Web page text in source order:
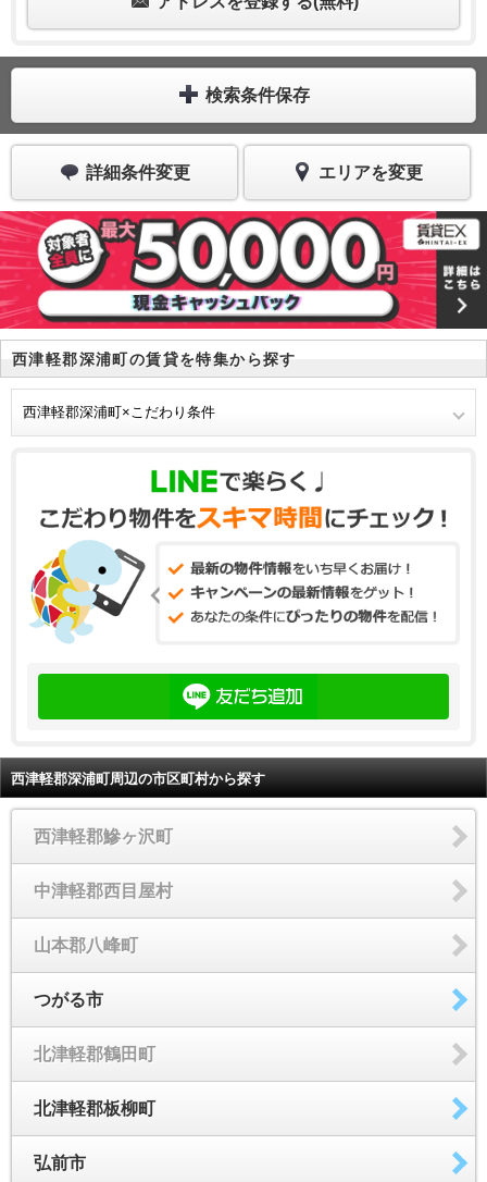
検索条件保存
詳細条件変更 エリアを変更
西津軽郡深浦町の賃貸を特集から探す
西津軽郡深浦町×こだわり条件
西津軽郡深浦町周辺の市区町村から探す
西津軽郡鰺ヶ沢町
中津軽郡西目屋村
山本郡八峰町
つがる市
北津軽郡鶴田町
北津軽郡板柳町
弘前市